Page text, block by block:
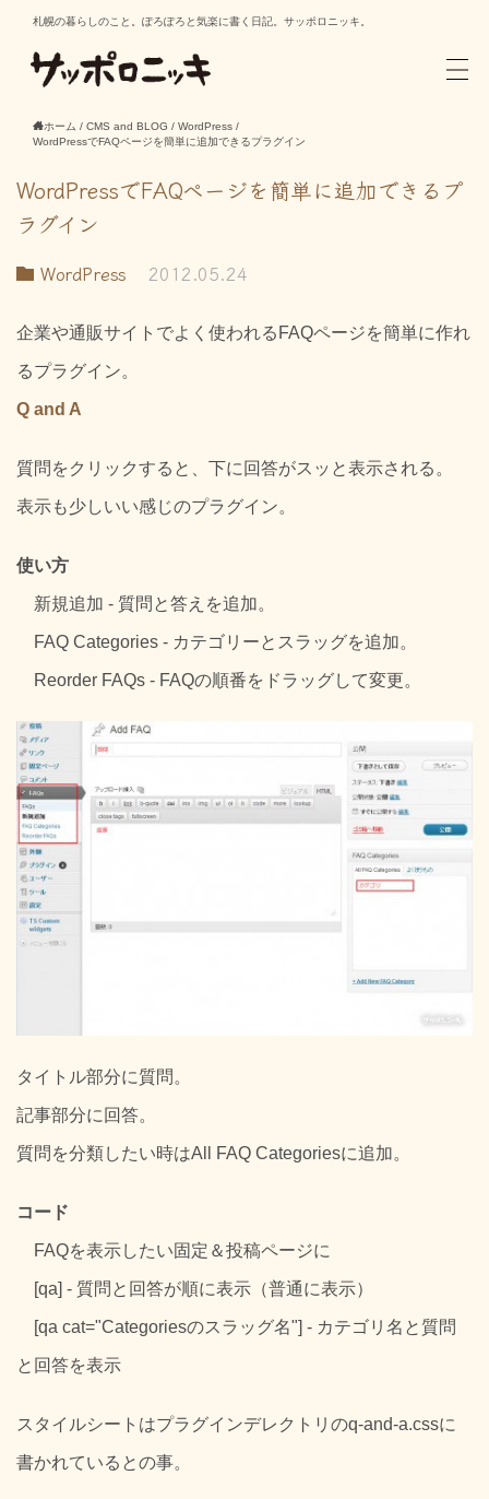
札幌の暮らしのこと。ぽろぽろと気楽に書く日記。サッポロニッキ。
ホーム / CMS and BLOG / WordPress /
WordPressでFAQページを簡単に追加できるプラグイン
WordPressでFAQページを簡単に追加できるプ
ラグイン
WordPress 2012.05.24
企業や通販サイトでよく使われるFAQページを簡単に作れ
るプラグイン。
Q and A
質問をクリックすると、下に回答がスッと表示される。
表示も少しいい感じのプラグイン。
使い方
新規追加 - 質問と答えを追加。
FAQ Categories - カテゴリーとスラッグを追加。
Reorder FAQs - FAQの順番をドラッグして変更。
タイトル部分に質問。
記事部分に回答。
質問を分類したい時はAll FAQ Categoriesに追加。
コード
FAQを表示したい固定＆投稿ページに
[qa] - 質問と回答が順に表示（普通に表示）
[qa cat="Categoriesのスラッグ名"] - カテゴリ名と質問
と回答を表示
スタイルシートはプラグインデレクトリのq-and-a.cssに
書かれているとの事。